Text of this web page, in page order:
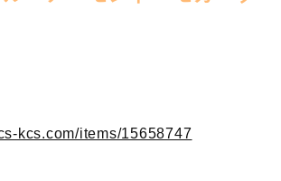
kcs.com/items/15658747